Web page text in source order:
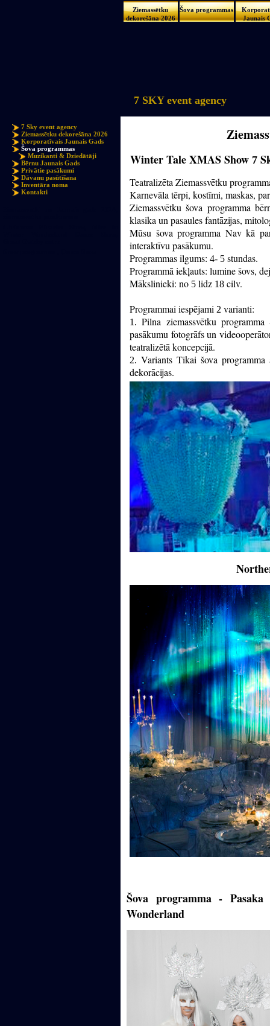
Ziemassētku
dekorešāna 2026
Šova programmas
Jaunais
7 Sky event agency
Ziemassētku dekorešāna 2026
Korporatīvais Jaunais Gads
Šova programmas
Muzikanti & Dziedātāji
Bērnu Jaunais Gads
Privātie pasākumi
Dāvanu pasūtīšana
Inventāra noma
Kontakti
7 SKY event agency
Winter Tale XMAS Show 7
Teatralizēta Ziemassvētku
Karnevāla tērpi, kostīmi, maskas,
Ziemassvētku šova programma
klasika un pasaules fantāzijas,
Mūsu šova programma Nav kā
interaktīvu pasākumu.
Programmas ilgums: 4- 5 stundas.
Programmā iekļauts: lumine šovs,
Mākslinieki: no 5 lidz 18 cilv.
Programmai iespējami 2 varianti:
1.Pilna ziemassvētku
pasākumu fotogrāfs un
teatralizētā koncepcijā.
2. Variants Tikai šova
dekorācijas.
Šova programma -
Wonderland